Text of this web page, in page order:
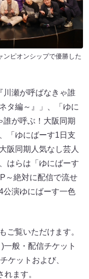
ンピオンシップで優勝した
川瀬が呼ばなきゃ誰
タ編～』」、「ゆに
誰が呼ぶ！大阪同期
「ゆにばーす1日支
阪同期人気なし芸人
はらは「ゆにばーす
～絶対に配信で流せ
公演ゆにばーす一色
ご覧いただけます。
般・配信チケット
ケットおよび、
ます。